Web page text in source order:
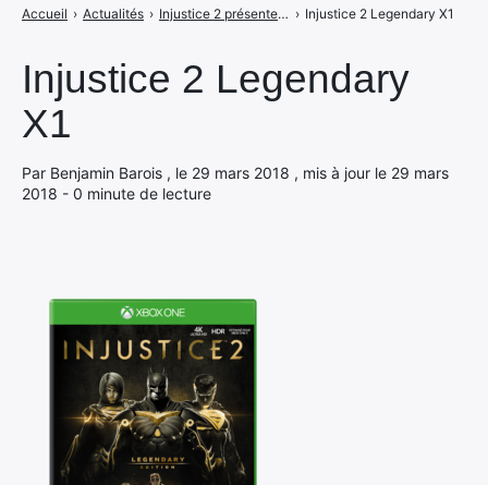
Injustice 2 Legendary
X1
Par Benjamin Barois , le 29 mars 2018 , mis à jour le 29 mars
2018 - 0 minute de lecture
Accueil › Actualités › Injustice 2 présente son édition légendaire en vidéo › Injustice 2 Legendary X1